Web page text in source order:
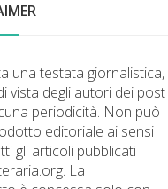
una testata giornalistica,
vista degli autori dei post
periodicità. Non può
editoriale ai sensi
gli articoli pubblicati
La